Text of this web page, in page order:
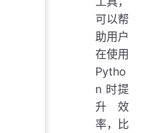
可以帮
助用户
在使用
Pytho
n 时提
升效
率，比